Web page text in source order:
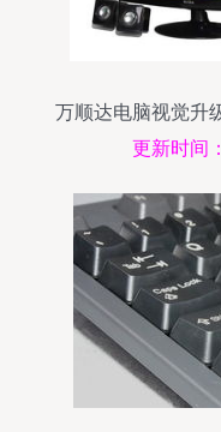
万顺达电脑视觉升
更新时间